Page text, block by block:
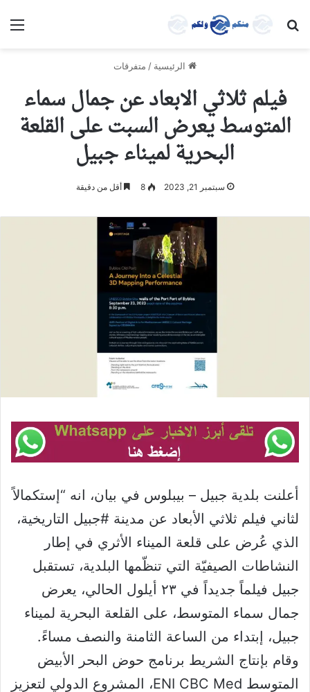
بحث عن
الرئيسية / متفرقات
فيلم ثلاثي الابعاد عن جمال سماء
المتوسط يعرض السبت على القلعة
البحرية لميناء جبيل
سبتمبر 21, 2023 8 أقل من دقيقة
أعلنت بلدية جبيل – بيبلوس في بيان، انه “إستكمالاً
لثاني فيلم ثلاثي الأبعاد عن مدينة #جبيل التاريخية،
الذي عُرض على قلعة الميناء الأثري في إطار
النشاطات الصيفيّة التي تنظّمها البلدية، تستقبل
جبيل فيلماً جديداً في ٢٣ أيلول الحالي، يعرض
جمال سماء المتوسط، على القلعة البحرية لميناء
جبيل، إبتداء من الساعة الثامنة والنصف مساءً.
وقام بإنتاج الشريط برنامج حوض البحر الأبيض
المتوسط ENI CBC Med، المشروع الدولي لتعزيز